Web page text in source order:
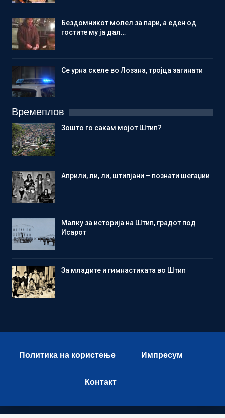
Бездомникот молел за пари, а еден од
гостите му ја дал…
Се урна скеле во Лозана, тројца загинати
Времеплов
Зошто го сакам мојот Штип?
Aприли, ли, ли, штипјани – познати шегаџии
Малку за историја на Штип, градот под
Исарот
Зa младите и гимнастиката во Штип
Политика на користење Импресум
Контакт